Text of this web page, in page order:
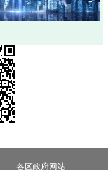
20260730-丰台新闻
20260728-丰台新闻
20260724-丰台新闻
各区政府网站